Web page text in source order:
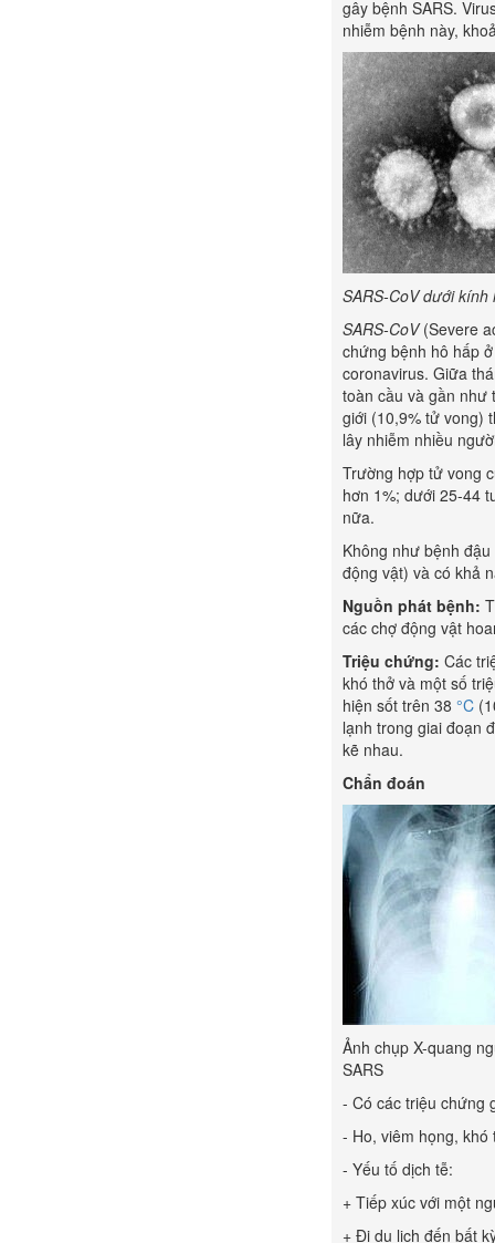
gây bệnh SARS.
nhiễm bệnh này,
SARS-CoV dưới
SARS-CoV(Severe
chứng bệnh hô hấp
coronavirus. Giữa
toàn cầu và gần như
giới (10,9% tử vong)
lây nhiễm nhiều
Trường hợp tử vong
hơn 1%; dưới 25-44
nữa.
Không như bệnh
động vật) và có khả
Nguồn phát bệnh:
các chợ động vật
Triệu chứng: Các
khó thở và một số
hiện sốt trên 38 °C
lạnh trong giai đoạn
kẽ nhau.
Chẩn đoán
Ảnh chụp X-quang
SARS
- Có các triệu chứng
- Ho, viêm họng, khó
- Yếu tố dịch tễ:
+ Tiếp xúc với một
+ Đi du lịch đến bất